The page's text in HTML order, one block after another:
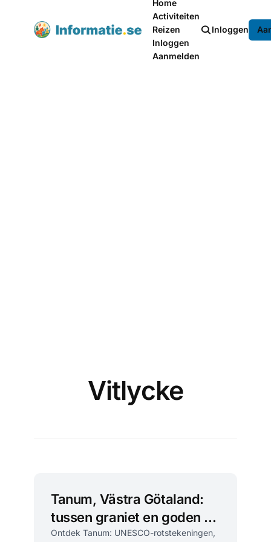
Home
Activiteiten
Reizen
Inloggen
Aanmelden
Inloggen
Vitlycke
Tanum, Västra Götaland:
tussen graniet en goden bij
UNESCO-rotstekeningen
Ontdek Tanum: UNESCO-rotstekeningen,